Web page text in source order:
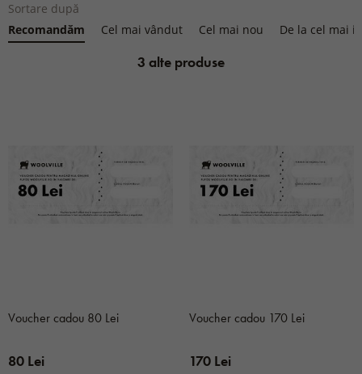
3 alte produse
Sortare după
Recomandăm
Cel mai vândut Cel mai nou De la cel mai
Voucher cadou 80 Lei
80 Lei
Voucher cadou 170 Lei
170 Lei